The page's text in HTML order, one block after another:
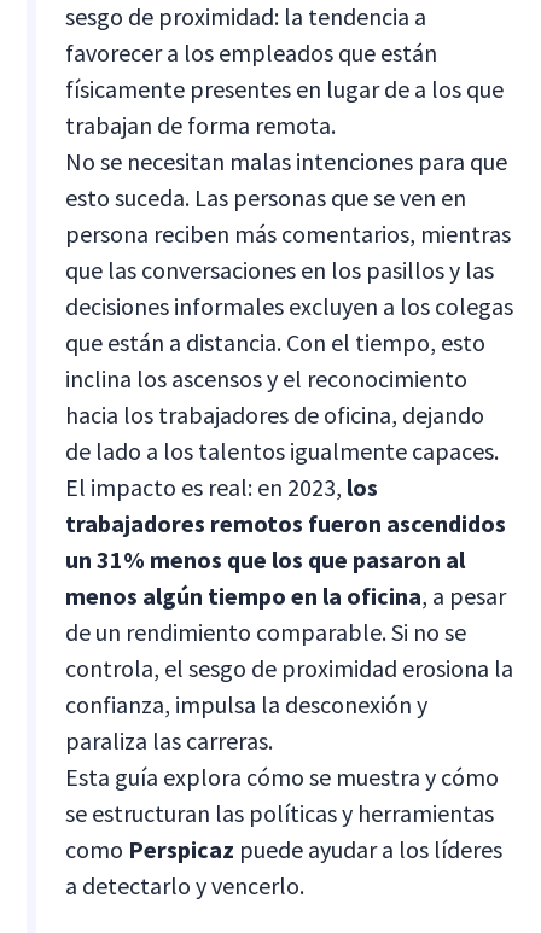
sesgo de proximidad: la tendencia a
favorecer a los empleados que están
físicamente presentes en lugar de a los que
trabajan de forma remota.
No se necesitan malas intenciones para que
esto suceda. Las personas que se ven en
persona reciben más comentarios, mientras
que las conversaciones en los pasillos y las
decisiones informales excluyen a los colegas
que están a distancia. Con el tiempo, esto
inclina los ascensos y el reconocimiento
hacia los trabajadores de oficina, dejando
de lado a los talentos igualmente capaces.
El impacto es real: en 2023, los
trabajadores remotos fueron ascendidos
un 31% menos que los que pasaron al
menos algún tiempo en la oficina, a pesar
de un rendimiento comparable. Si no se
controla, el sesgo de proximidad erosiona la
confianza, impulsa la desconexión y
paraliza las carreras.
Esta guía explora cómo se muestra y cómo
se estructuran las políticas y herramientas
como Perspicaz puede ayudar a los líderes
a detectarlo y vencerlo.